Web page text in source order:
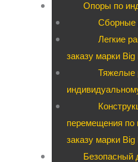
Опоры по
Сборные
Легкие
заказу марки Big
Тяжелые
перемещения
заказу марки Big
Безопасный